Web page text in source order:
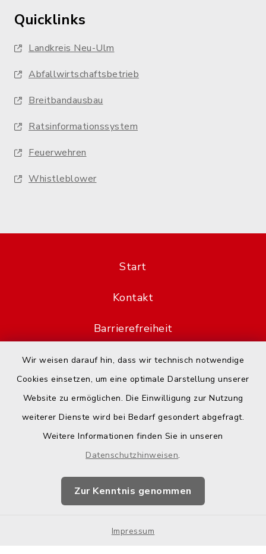
Wir weisen darauf hin, dass wir technisch notwendige
Cookies einsetzen, um eine optimale Darstellung unserer
Website zu ermöglichen. Die Einwilligung zur Nutzung
weiterer Dienste wird bei Bedarf gesondert abgefragt.
Weitere Informationen finden Sie in unseren
Datenschutzhinweisen.
Zur Kenntnis genommen
Impressum
Quicklinks
Landkreis Neu-Ulm
Abfallwirtschaftsbetrieb
Breitbandausbau
Ratsinformationssystem
Feuerwehren
Whistleblower
Start
Kontakt
Barrierefreiheit
Datenschutz
Hotspot-Nutzung
Sitemap